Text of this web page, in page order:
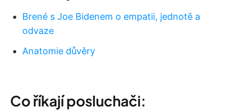
Brené s Joe Bidenem o empatii, jednotě a
odvaze
Anatomie důvěry
Co říkají posluchači: